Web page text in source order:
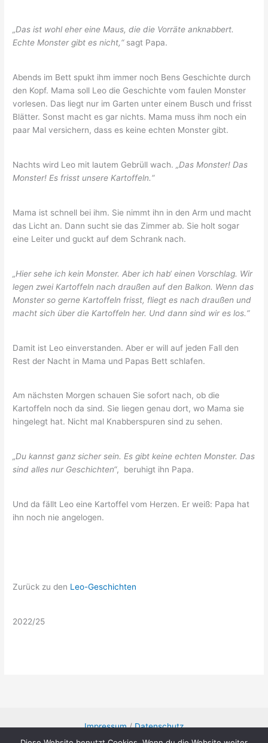
„Das ist wohl eher eine Maus, die die Vorräte anknabbert.
Echte Monster gibt es nicht,“sagt Papa.
Abends im Bett spukt ihm immer noch Bens Geschichte durch
den Kopf. Mama soll Leo die Geschichte vom faulen Monster
vorlesen. Das liegt nur im Garten unter einem Busch und frisst
Blätter. Sonst macht es gar nichts. Mama muss ihm noch ein
paar Mal versichern, dass es keine echten Monster gibt.
Nachts wird Leo mit lautem Gebrüll wach. „Das Monster! Das
Monster! Es frisst unsere Kartoffeln.“
Mama ist schnell bei ihm. Sie nimmt ihn in den Arm und macht
das Licht an. Dann sucht sie das Zimmer ab. Sie holt sogar
eine Leiter und guckt auf dem Schrank nach.
„Hier sehe ich kein Monster. Aber ich hab‘ einen Vorschlag. Wir
legen zwei Kartoffeln nach draußen auf den Balkon. Wenn das
Monster so gerne Kartoffeln frisst, fliegt es nach draußen und
macht sich über die Kartoffeln her. Und dann sind wir es los.“
Damit ist Leo einverstanden. Aber er will auf jeden Fall den
Rest der Nacht in Mama und Papas Bett schlafen.
Am nächsten Morgen schauen Sie sofort nach, ob die
Kartoffeln noch da sind. Sie liegen genau dort, wo Mama sie
hingelegt hat. Nicht mal Knabberspuren sind zu sehen.
„Du kannst ganz sicher sein. Es gibt keine echten Monster. Das
sind alles nur Geschichten“, beruhigt ihn Papa.
Und da fällt Leo eine Kartoffel vom Herzen. Er weiß: Papa hat
ihn noch nie angelogen.
Zurück zu den Leo-Geschichten
2022/25
Impressum/Datenschutz